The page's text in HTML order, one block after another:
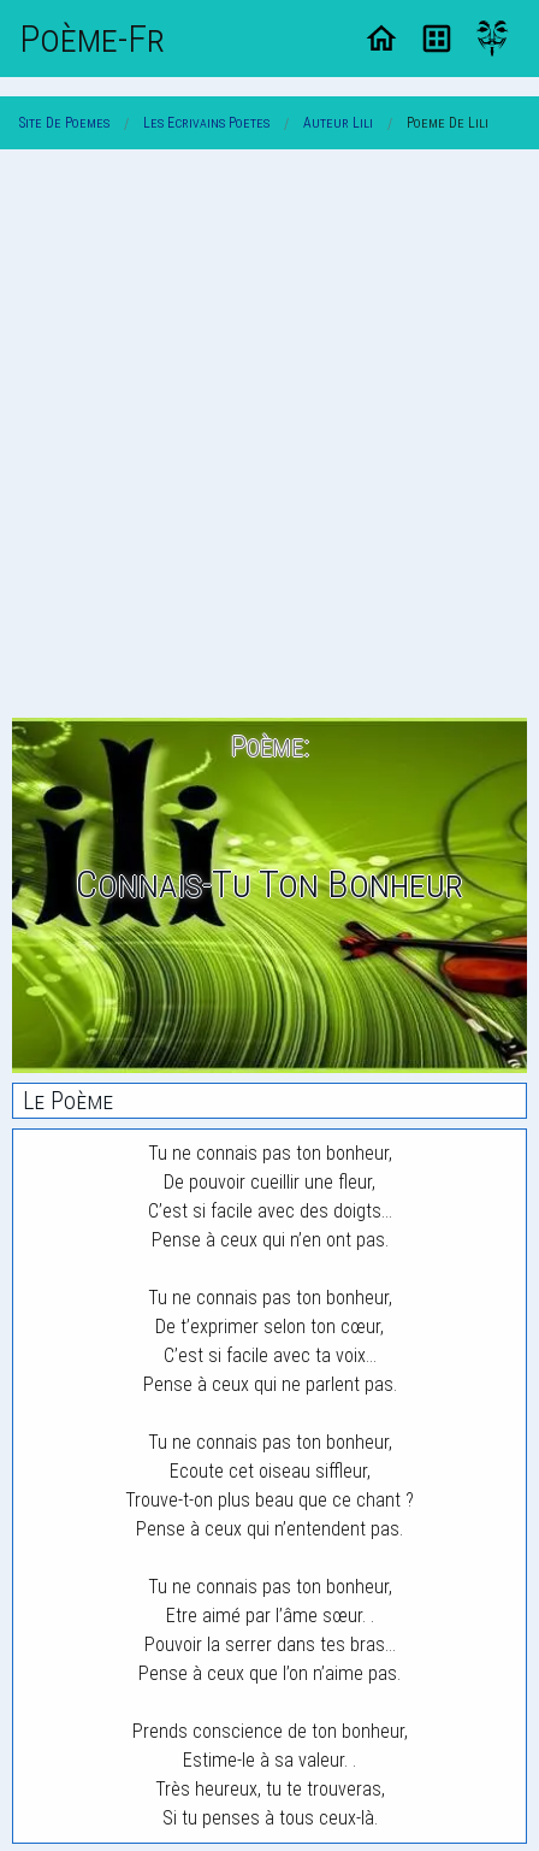
Poème-Fr
Site De Poemes Les Ecrivains Poetes Auteur Lili Poeme De Lili
Poème:
Connais-Tu Ton Bonheur
Le Poème
Tu ne connais pas ton bonheur,
De pouvoir cueillir une fleur,
C’est si facile avec des doigts…
Pense à ceux qui n’en ont pas.
Tu ne connais pas ton bonheur,
De t’exprimer selon ton cœur,
C’est si facile avec ta voix…
Pense à ceux qui ne parlent pas.
Tu ne connais pas ton bonheur,
Ecoute cet oiseau siffleur,
Trouve-t-on plus beau que ce chant ?
Pense à ceux qui n’entendent pas.
Tu ne connais pas ton bonheur,
Etre aimé par l’âme sœur. .
Pouvoir la serrer dans tes bras…
Pense à ceux que l’on n’aime pas.
Prends conscience de ton bonheur,
Estime-le à sa valeur. .
Très heureux, tu te trouveras,
Si tu penses à tous ceux-là.